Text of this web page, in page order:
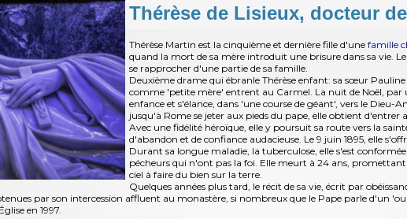
Thérèse de Lisieux, docteur
Thérèse Martin est la cinquième et dernière fille d'une famille
quand la mort de sa mère introduit une brisure dans sa vie.
se rapprocher d'une partie de sa famille.
Deuxième drame qui ébranle Thérèse enfant: sa sœur
comme 'petite mère' entrent au Carmel. La nuit de Noël, par
enfance et s'élance, dans 'une course de géant', vers le
jusqu'à Rome se jeter aux pieds du pape, elle obtient d'entrer
Avec une fidélité héroïque, elle y poursuit sa route vers la
d'abandon et de confiance audacieuse. Le 9 juin 1895, elle
Durant sa longue maladie, la tuberculose, elle s'est
pécheurs qui n'ont pas la foi. Elle meurt à 24 ans,
ciel à faire du bien sur la terre.
Quelques années plus tard, le récit de sa vie, écrit par
par son intercession affluent au monastère, si nombreux que le Pape parle d'un
en 1997.